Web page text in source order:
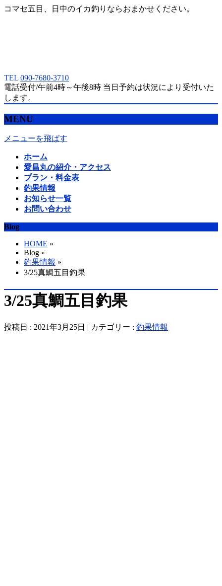
コマセ五目、日中のイカ釣りならおまかせください。
TEL 090-7680-3710
電話受付/午前4時～午後8時 当日予約は状況により受付いた
します。
MENU
メニューを飛ばす
ホーム
愛昌丸の紹介・アクセス
プラン・料金表
釣果情報
お知らせ一覧
お問い合わせ
Blog
HOME »
Blog »
釣果情報 »
3/25真鯛五目釣果
3/25真鯛五目釣果
投稿日 : 2021年3月25日 | カテゴリー : 釣果情報